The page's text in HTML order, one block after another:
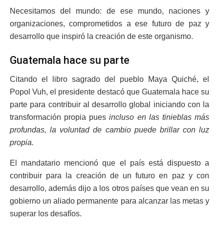
Necesitamos del mundo: de ese mundo, naciones y
organizaciones, comprometidos a ese futuro de paz y
desarrollo que inspiró la creación de este organismo.
Guatemala hace su parte
Citando el libro sagrado del pueblo Maya Quiché, el
Popol Vuh, el presidente destacó que Guatemala hace su
parte para contribuir al desarrollo global iniciando con la
transformación propia puesincluso en las tinieblas más
profundas, la voluntad de cambio puede brillar con luz
propia.
El mandatario mencionó que el país está dispuesto a
contribuir para la creación de un futuro en paz y con
desarrollo, además dijo a los otros países que vean en su
gobierno un aliado permanente para alcanzar las metas y
superar los desafíos.